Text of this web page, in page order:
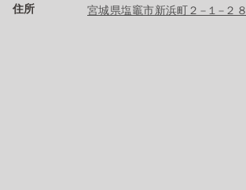
住所 宮城県塩竈市新浜町２−１−２８